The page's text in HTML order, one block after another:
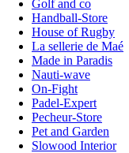
Golf and co
Handball-Store
House of Rugby
La sellerie de Maé
Made in Paradis
Nauti-wave
On-Fight
Padel-Expert
Pecheur-Store
Pet and Garden
Slowood Interior